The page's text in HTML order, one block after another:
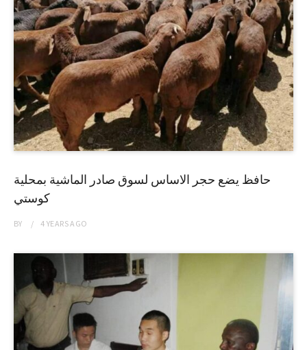
حافظ يضع حجر الاساس لسوق صادر الماشية بمحلية
كوستي
BY 4 YEARSAGO